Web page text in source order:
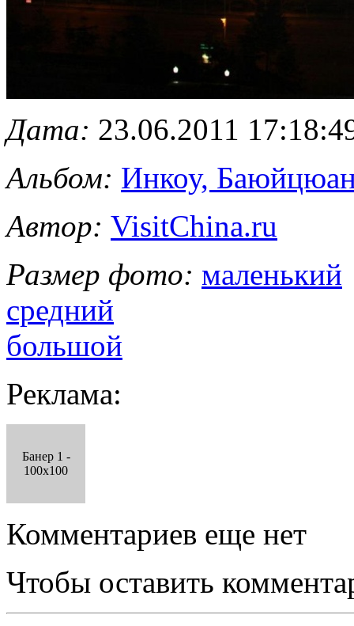
Дата: 23.06.2011
Альбом: Инкоу,
Автор: VisitChina.ru
Размер фото: маленький
средний
большой
Реклама:
Банер 1 -
100x100
Комментариев еще нет
Чтобы оставить